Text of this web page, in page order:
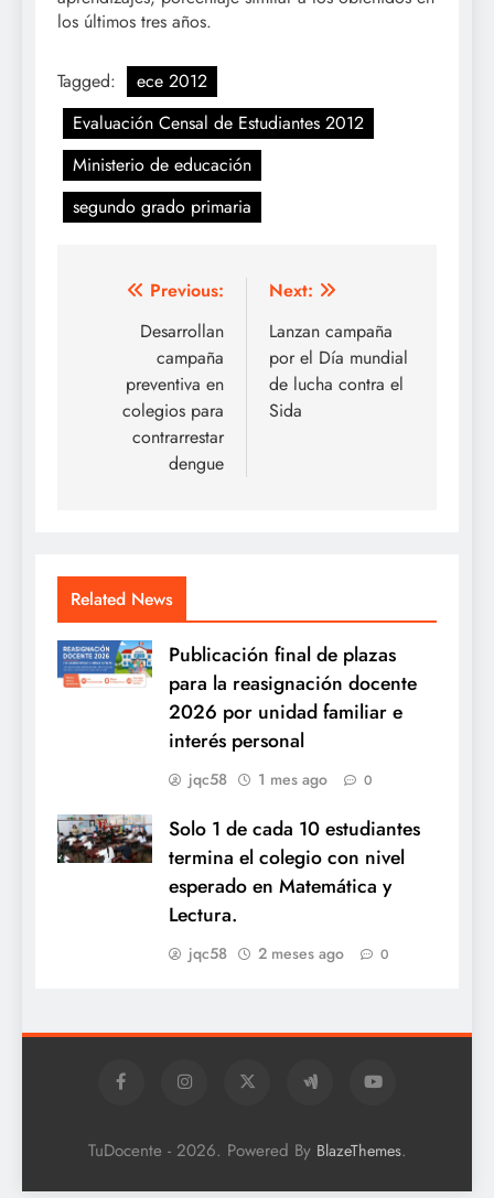
los últimos tres años.
Tagged:
ece 2012
Evaluación Censal de Estudiantes 2012
Ministerio de educación
segundo grado primaria
Navegación
entradas
Previous:
Desarrollan
campaña
preventiva en
colegios para
contrarrestar
dengue
Next:
Lanzan campaña
por el Día mundial
de lucha contra el
Sida
Related News
Publicación final de plazas
para la reasignación docente
2026 por unidad familiar e
interés personal
jqc58 1 mes ago 0
Solo 1 de cada 10 estudiantes
termina el colegio con nivel
esperado en Matemática y
Lectura.
jqc58 2 meses ago 0
TuDocente - 2026. Powered By BlazeThemes.